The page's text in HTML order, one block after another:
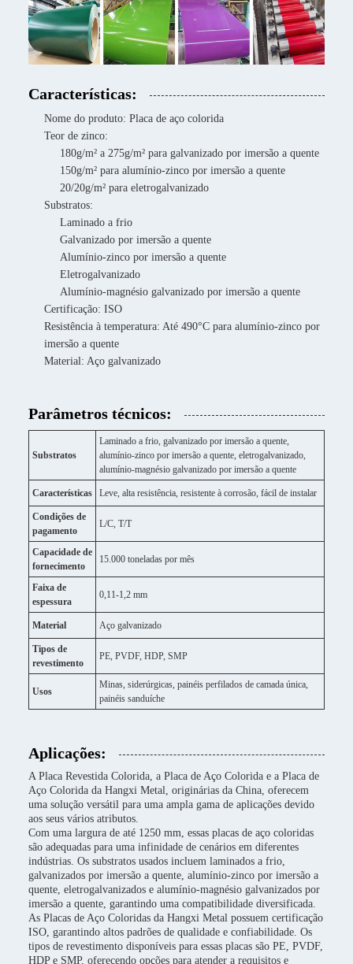
Características:
Nome do produto: Placa de aço colorida
Teor de zinco:
180g/m² a 275g/m² para galvanizado por imersão a quente
150g/m² para alumínio-zinco por imersão a quente
20/20g/m² para eletrogalvanizado
Substratos:
Laminado a frio
Galvanizado por imersão a quente
Alumínio-zinco por imersão a quente
Eletrogalvanizado
Alumínio-magnésio galvanizado por imersão a quente
Certificação: ISO
Resistência à temperatura: Até 490°C para alumínio-zinco por
imersão a quente
Material: Aço galvanizado
Parâmetros técnicos:
Substratos
Laminado a frio, galvanizado por imersão a quente,
alumínio-zinco por imersão a quente, eletrogalvanizado,
alumínio-magnésio galvanizado por imersão a quente
Características Leve, alta resistência, resistente à corrosão, fácil de instalar
Condições de
pagamento
L/C, T/T
Capacidade de
fornecimento
15.000 toneladas por mês
Faixa de
espessura
0,11-1,2 mm
Material Aço galvanizado
Tipos de
revestimento
PE, PVDF, HDP, SMP
Usos
Minas, siderúrgicas, painéis perfilados de camada única,
painéis sanduíche
Aplicações:
A Placa Revestida Colorida, a Placa de Aço Colorida e a Placa de
Aço Colorida da Hangxi Metal, originárias da China, oferecem
uma solução versátil para uma ampla gama de aplicações devido
aos seus vários atributos.
Com uma largura de até 1250 mm, essas placas de aço coloridas
são adequadas para uma infinidade de cenários em diferentes
indústrias. Os substratos usados ​​incluem laminados a frio,
galvanizados por imersão a quente, alumínio-zinco por imersão a
quente, eletrogalvanizados e alumínio-magnésio galvanizados por
imersão a quente, garantindo uma compatibilidade diversificada.
As Placas de Aço Coloridas da Hangxi Metal possuem certificação
ISO, garantindo altos padrões de qualidade e confiabilidade. Os
tipos de revestimento disponíveis para essas placas são PE, PVDF,
HDP e SMP, oferecendo opções para atender a requisitos e